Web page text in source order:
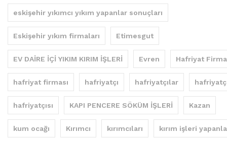
eskişehir yıkımcı yıkım yapanlar sonuçları
Eskişehir yıkım firmaları Etimesgut
EV DAİRE İÇİ YIKIM KIRIM İŞLERİ Evren Hafriyat
hafriyat firması hafriyatçı hafriyatçılar
hafriyatçısı KAPI PENCERE SÖKÜM İŞLERİ Kazan
kum ocağı Kırımcı kırımcıları kırım işleri